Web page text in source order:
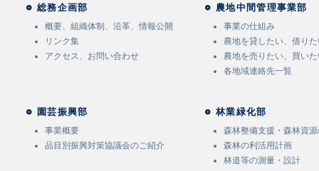
総務企画部
概要、組織体制、沿革、情報公開
リンク集
アクセス、お問い合わせ
園芸振興部
事業概要
品目別振興対策協議会のご紹介
農地中間管理事業部
事業の仕組み
農地を貸したい、借り
農地を売りたい、買い
各地域連絡先一覧
林業緑化部
森林整備支援・森林資
森林の利活用計画
林道等の測量・設計